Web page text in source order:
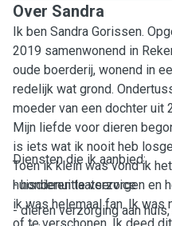
Over Sandra
Ik ben Sandra Gorissen.
2019 samenwonend in
oude boerderij, wonend in
redelijk wat grond.
moeder van een dochter uit
Mijn liefde voor dieren
is iets wat ik nooit heb
Toen ik klein was vond ik
huisdieren te verzorgen en
ik was helemaal fan. Ik was
Diensten die ik aanbied:
- hondenuitlaatservice
- dieren verzorging aan